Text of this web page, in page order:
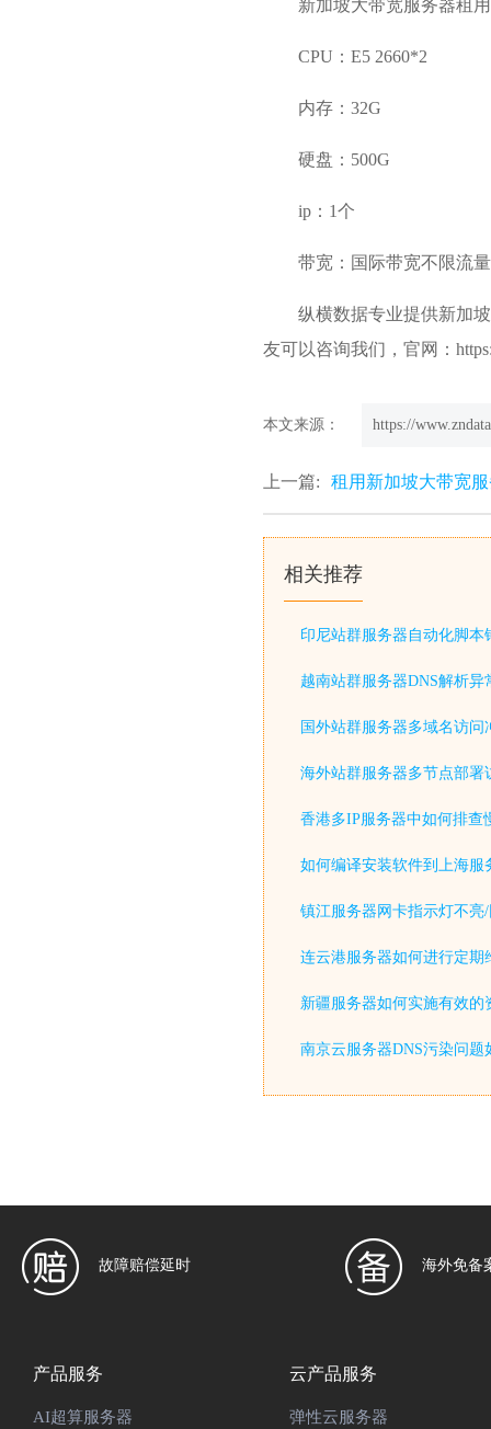
新加坡大带宽服务器租
CPU：E5 2660*2
内存：32G
硬盘：500G
ip：1个
带宽：国际带宽不限流
纵横数据专业提供新加
友可以咨询我们，官网：
本文来源： https://
上一篇: 租用新加坡大带宽
相关推荐
印尼站群服务器自动化脚本
越南站群服务器DNS解析异
国外站群服务器多域名访问
海外站群服务器多节点部署
香港多IP服务器中如何排查
如何编译安装软件到上海服
镇江服务器网卡指示灯不亮
连云港服务器如何进行定期
新疆服务器如何实施有效的
南京云服务器DNS污染问题
故障赔偿延时 海外免备
产品服务
AI超算服务器
云产品服务
弹性云服务器